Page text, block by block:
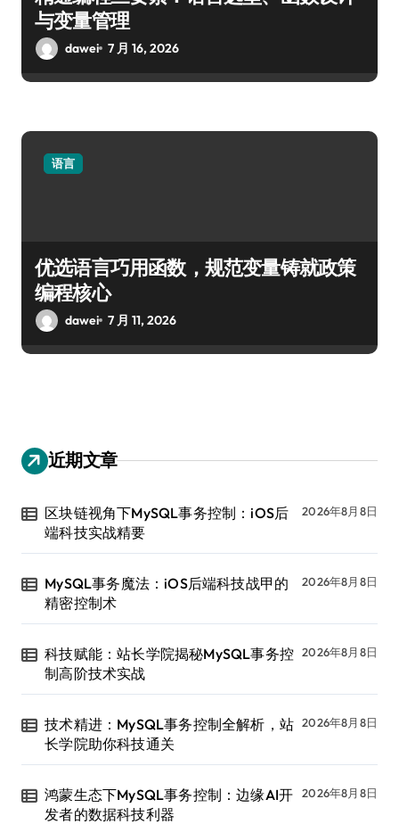
与变量管理
dawei 7 月 16, 2026
语言
优选语言巧用函数，规范变量铸就政策
编程核心
dawei 7 月 11, 2026
近期文章
区块链视角下MySQL事务控制：iOS后
端科技实战精要
2026年8月8日
MySQL事务魔法：iOS后端科技战甲的
精密控制术
2026年8月8日
科技赋能：站长学院揭秘MySQL事务控
制高阶技术实战
2026年8月8日
技术精进：MySQL事务控制全解析，站
长学院助你科技通关
2026年8月8日
鸿蒙生态下MySQL事务控制：边缘AI开
发者的数据科技利器
2026年8月8日